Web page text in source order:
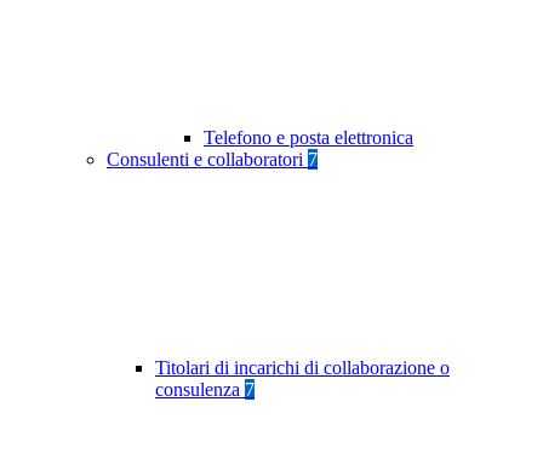
Telefono e posta elettronica
Consulenti e collaboratori 7
Titolari di incarichi di collaborazione o
consulenza 7